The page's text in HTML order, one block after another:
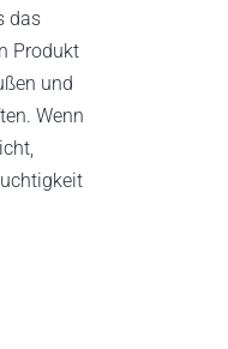
das
Produkt
und
Wenn